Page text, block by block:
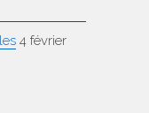
4 février